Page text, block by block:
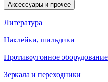
Аксессуары и прочее
Литература
Наклейки, шильдики
Противоугонное оборудование
Зеркала и переходники